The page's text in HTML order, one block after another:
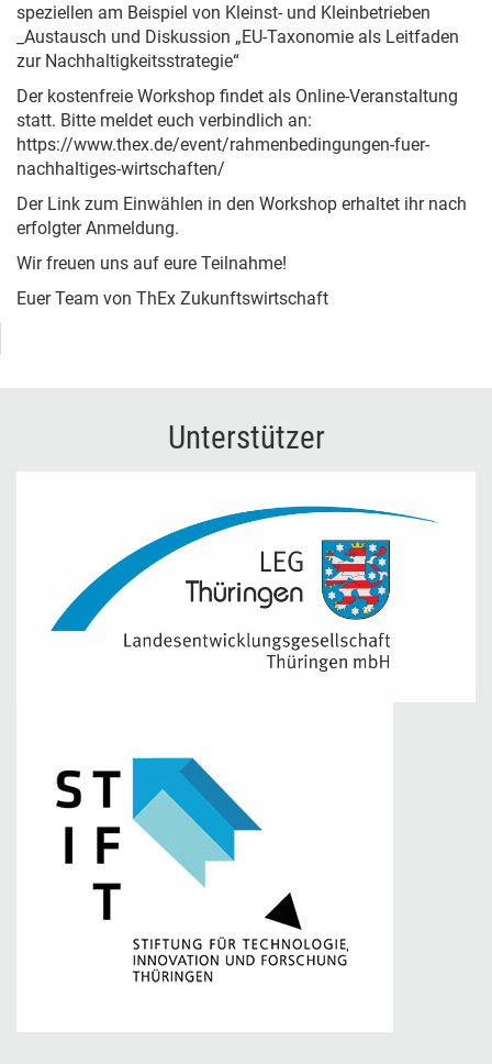
speziellen am Beispiel von Kleinst- und Kleinbetrieben
_Austausch und Diskussion „EU-Taxonomie als Leitfaden
zur Nachhaltigkeitsstrategie“
Der kostenfreie Workshop findet als Online-Veranstaltung
statt. Bitte meldet euch verbindlich an:
https://www.thex.de/event/rahmenbedingungen-fuer-
nachhaltiges-wirtschaften/
Der Link zum Einwählen in den Workshop erhaltet ihr nach
erfolgter Anmeldung.
Wir freuen uns auf eure Teilnahme!
Euer Team von ThEx Zukunftswirtschaft
Unterstützer